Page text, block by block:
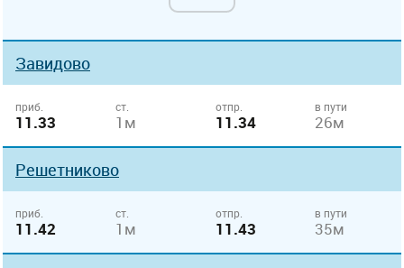
Завидово
приб.
11.33
ст.
1м
отпр.
11.34
в пути
26м
Решетниково
приб.
11.42
ст.
1м
отпр.
11.43
в пути
35м